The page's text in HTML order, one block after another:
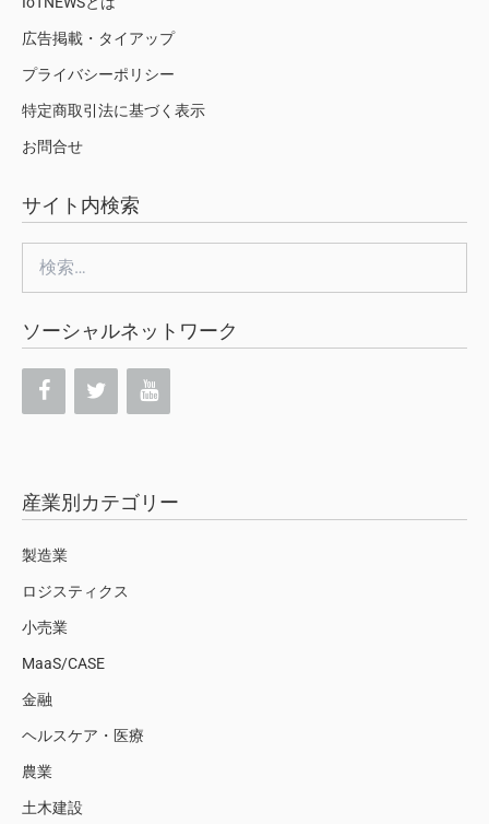
広告掲載・タイアップ
プライバシーポリシー
特定商取引法に基づく表示
お問合せ
サイト内検索
索:
ソーシャルネットワーク
産業別カテゴリー
製造業
ロジスティクス
小売業
MaaS/CASE
金融
ヘルスケア・医療
農業
土木建設